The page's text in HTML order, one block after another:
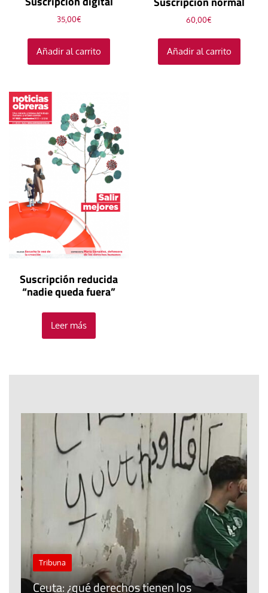
35,00€
Añadir al carrito
60,00€
Añadir al carrito
Suscripción reducida
“nadie queda fuera”
Leer más
Tribuna
Ceuta: ¿qué derechos tienen los